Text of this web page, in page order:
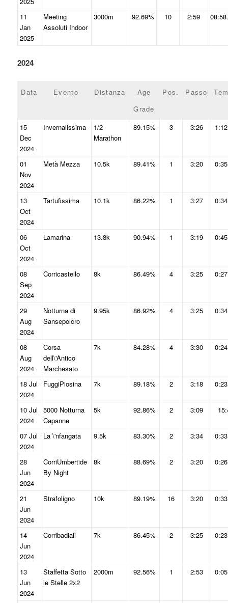
11
Jan
2025
Meeting
Assoluti Indoor
3000m 92.69% 10 2:59
2024
Data Evento Distanza
Age
Grade
Pos. Passo
15
Dec
2024
Invernalissima
1/2
Marathon
89.15% 3 3:26
01
Nov
2024
Metà Mezza 10.5k 89.41% 1 3:20
13
Oct
2024
Tartufissima 10.1k 86.22% 1 3:27
06
Oct
2024
Lamarina 13.8k 90.94% 1 3:19
08
Sep
2024
Corricastello 8k 86.49% 4 3:25
29
Aug
2024
Notturna di
Sansepolcro
9.95k 86.92% 4 3:25
08
Aug
2024
Corsa
dell\'Antico
Marchesato
7k 84.28% 4 3:30
18 Jul
2024
FuggiPiosina 7k 89.18% 2 3:18
10 Jul
2024
5000 Notturna
Capanne
5k 92.86% 2 3:09
07 Jul
2024
La \'nfangata 9.5k 83.30% 2 3:34
28
Jun
2024
CorriUmbertide
By Night
8k 88.69% 2 3:20
21
Jun
2024
Strafoligno 10k 89.19% 16 3:20
14
Jun
2024
Corribadiali 7k 86.45% 2 3:25
13
Jun
2024
Staffetta Sotto
le Stelle 2x2
2000m 92.56% 1 2:53